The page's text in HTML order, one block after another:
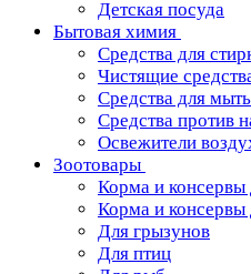
Детская посуда
Бытовая химия
Средства для
Чистящие
Средства для
Средства против
Освежители
Зоотовары
Корма и консервы
Корма и консервы
Для грызунов
Для птиц